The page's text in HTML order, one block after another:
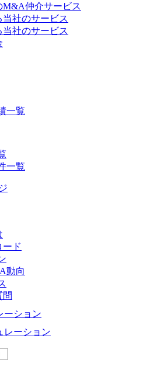
M&A仲介サービス
社のサービス
社のサービス
一覧
一覧
ード
動向
問